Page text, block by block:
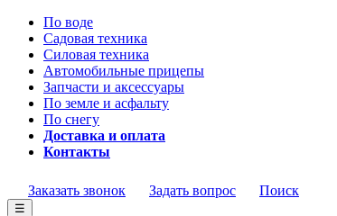
По воде
Садовая техника
Силовая техника
Автомобильные прицепы
Запчасти и аксессуары
По земле и асфальту
По снегу
Доставка и оплата
Контакты
Заказать звонок Задать вопрос Поиск
☰